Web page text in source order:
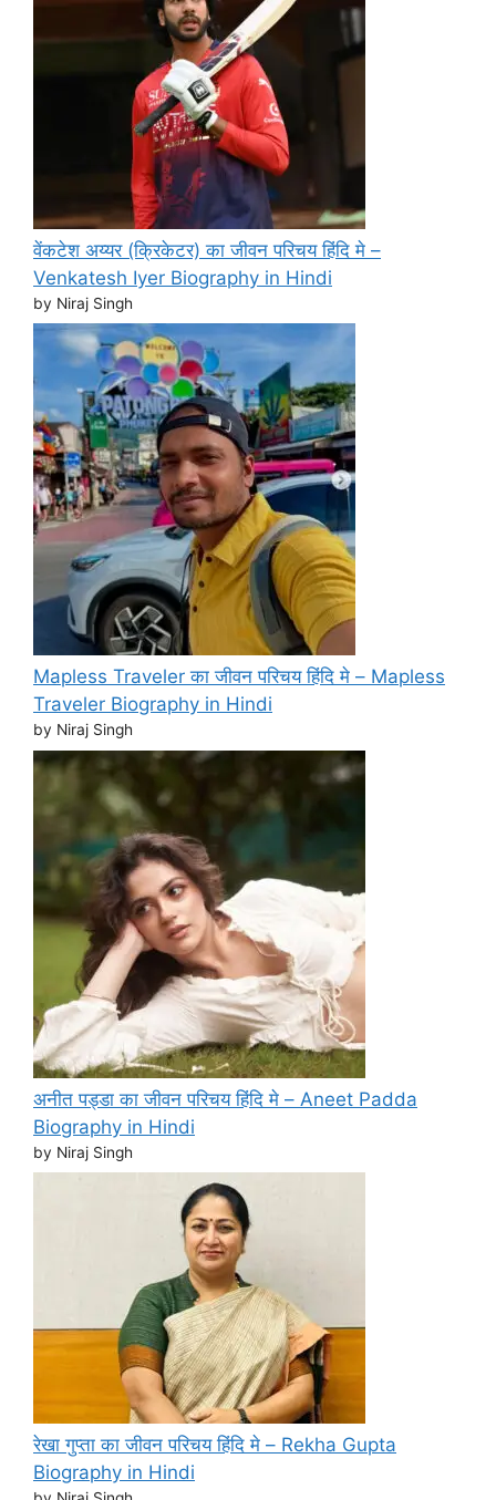
वेंकटेश अय्यर (क्रिकेटर) का जीवन परिचय हिंदि मे –
Venkatesh Iyer Biography in Hindi
by Niraj Singh
Mapless Traveler का जीवन परिचय हिंदि मे – Mapless
Traveler Biography in Hindi
by Niraj Singh
अनीत पड्डा का जीवन परिचय हिंदि मे – Aneet Padda
Biography in Hindi
by Niraj Singh
रेखा गुप्ता का जीवन परिचय हिंदि मे – Rekha Gupta
Biography in Hindi